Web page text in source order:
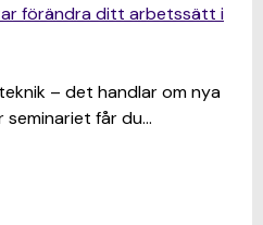
förändra ditt arbetssätt i
– det handlar om nya
får du…